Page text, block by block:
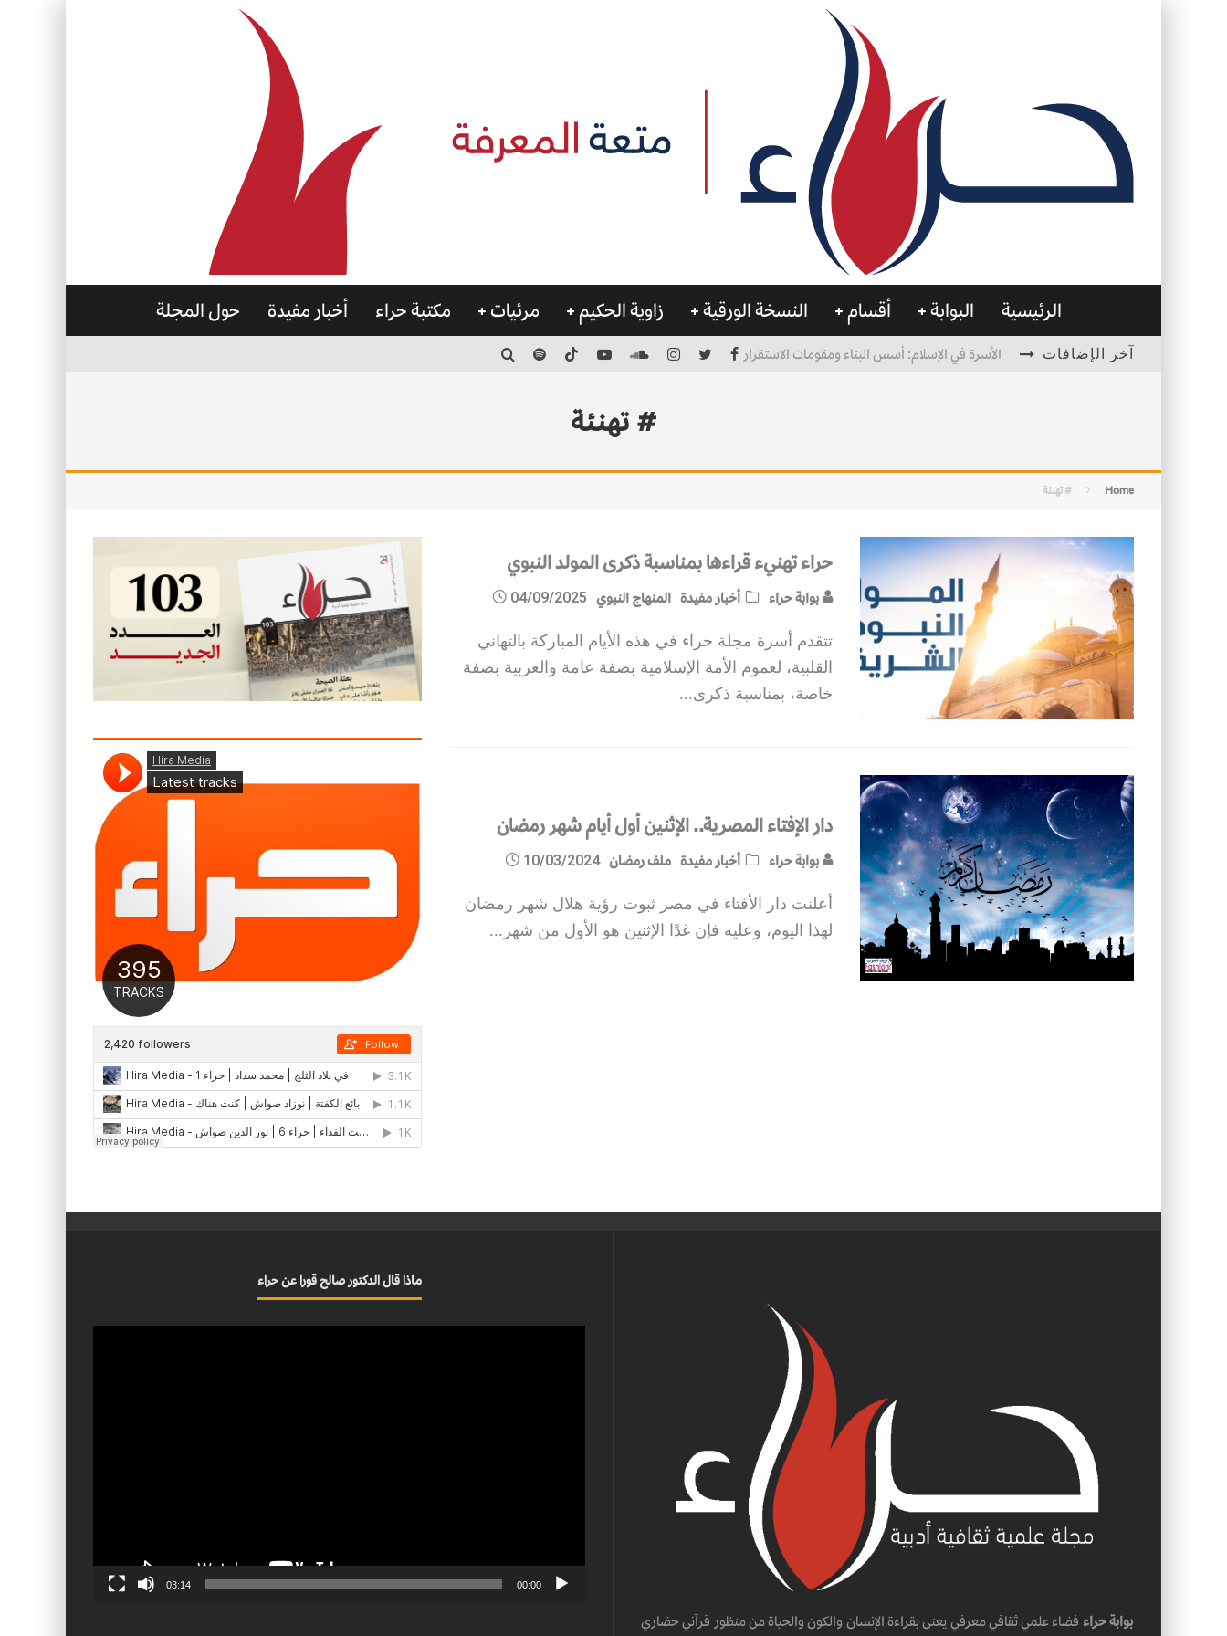
الرئيسية البوابة أقسام النسخة الورقية زاوية الحكيم مرئيات مكتبة حراء أخبار مفيدة حول المجلة
آخر الإضافات الأسرة في الإسلام: أسس البناء ومقومات الاستقرار
# تهنئة
Home # تهنئة
حراء تهنيء قراءها بمناسبة ذكرى المولد النبوي
بوابة حراء أخبار مفيدة المنهاج النبوي 04/09/2025
تتقدم أسرة مجلة حراء في هذه الأيام المباركة بالتهاني
القلبية، لعموم الأمة الإسلامية بصفة عامة والعربية بصفة
خاصة، بمناسبة ذكرى...
دار الإفتاء المصرية.. الإثنين أول أيام شهر رمضان
بوابة حراء أخبار مفيدة ملف رمضان 10/03/2024
أعلنت دار الأفتاء في مصر ثبوت رؤية هلال شهر رمضان
لهذا اليوم، وعليه فإن غدًا الإثنين هو الأول من شهر ...
بوابة حراء فضاء علمي ثقافي معرفي يعنى بقراءة الإنسان والكون والحياة من منظور قرآني حضاري
ماذا قال الدكتور صالح قورا عن حراء
00:00
03:14